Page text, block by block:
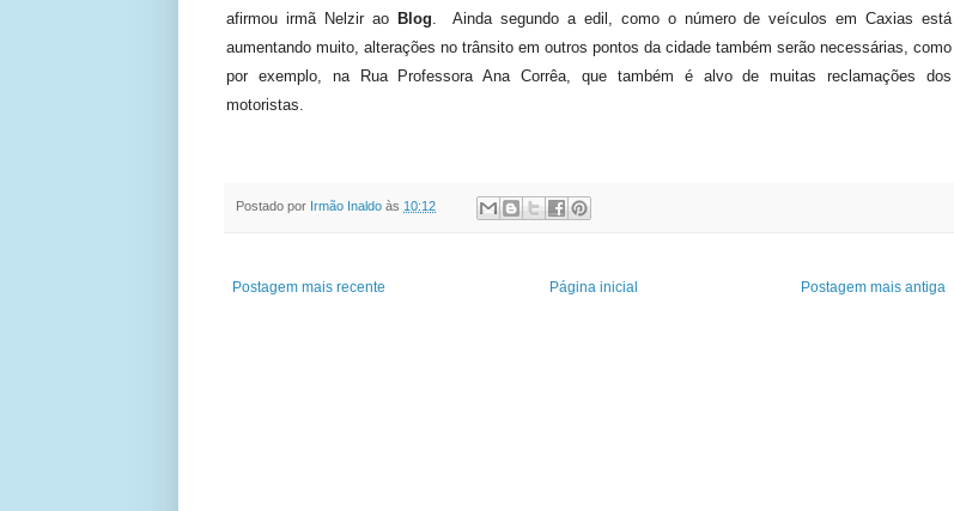
afirmou irmã Nelzir ao Blog. Ainda segundo a edil, como o número de veículos em Caxias está
aumentando muito, alterações no trânsito em outros pontos da cidade também serão necessárias, como
por exemplo, na Rua Professora Ana Corrêa, que também é alvo de muitas reclamações dos
motoristas.
Postado por Irmão Inaldo às 10:12
Postagem mais recente Postagem mais antiga
Página inicial